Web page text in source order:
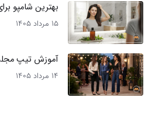
بهترین شامپو
15 مرداد 1405
آموزش تیپ
14 مرداد 1405